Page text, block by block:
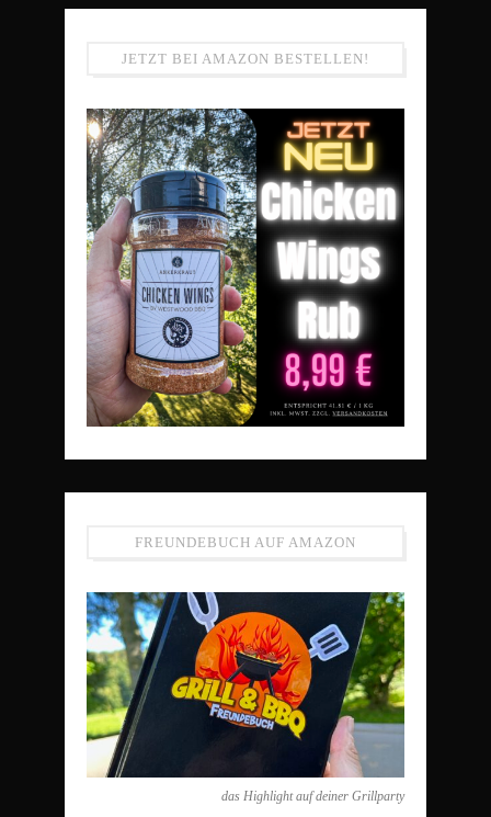
JETZT BEI AMAZON BESTELLEN!
FREUNDEBUCH AUF AMAZON
das Highlight auf deiner Grillparty